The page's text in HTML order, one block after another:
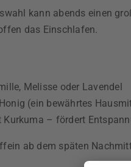
kann abends einen
das Einschlafen.
Melisse oder Lavendel
(ein bewährtes
Kurkuma – fördert
ab dem späten